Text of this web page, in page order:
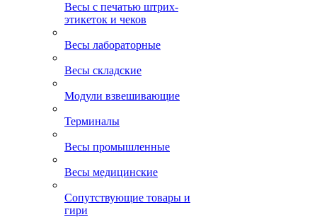
Весы с печатью штрих-
этикеток и чеков
Весы лабораторные
Весы складские
Модули взвешивающие
Терминалы
Весы промышленные
Весы медицинские
Сопутствующие товары и
гири